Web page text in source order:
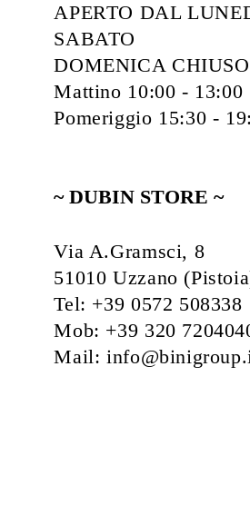
APERTO DAL
SABATO
DOMENICA CHIUSO
Mattino 10:00 - 13:00
Pomeriggio 15:30 -
~ DUBIN STORE ~
Via A.Gramsci, 8
51010 Uzzano
Tel: +39 0572 508338
Mob: +39 320
Mail: